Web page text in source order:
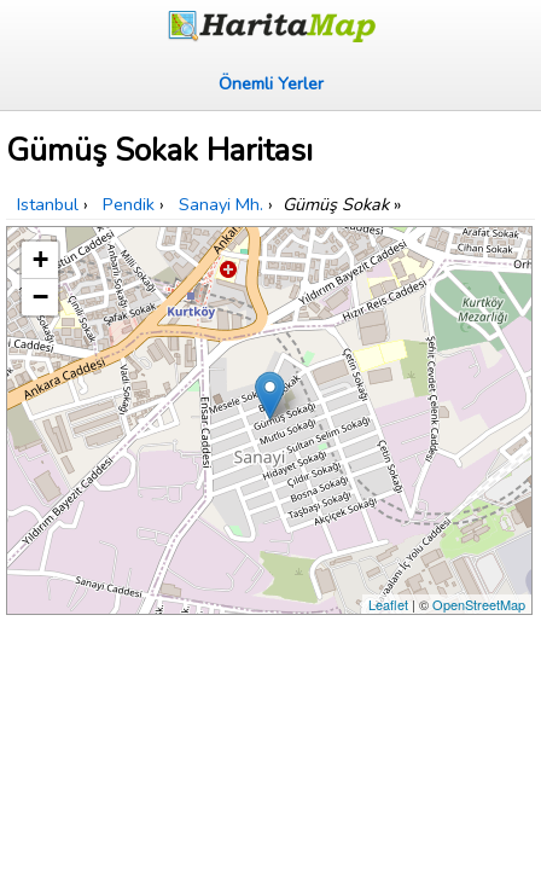
Önemli Yerler
Gümüş Sokak Haritası
Istanbul › Pendik › Sanayi Mh. › Gümüş Sokak»
+
−
Leaflet| ©OpenStreetMap